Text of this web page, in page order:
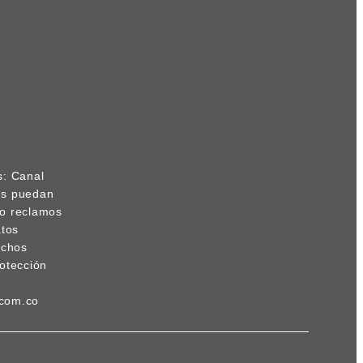
Canal
puedan
reclamos